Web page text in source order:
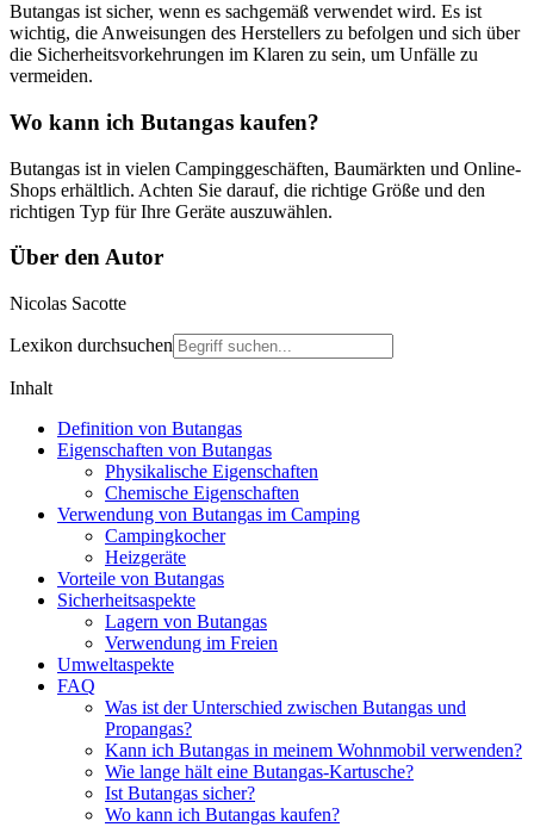
Butangas ist sicher, wenn es sachgemäß verwendet wird. Es ist
wichtig, die Anweisungen des Herstellers zu befolgen und sich über
die Sicherheitsvorkehrungen im Klaren zu sein, um Unfälle zu
vermeiden.
Wo kann ich Butangas kaufen?
Butangas ist in vielen Campinggeschäften, Baumärkten und Online-
Shops erhältlich. Achten Sie darauf, die richtige Größe und den
richtigen Typ für Ihre Geräte auszuwählen.
Über den Autor
Nicolas Sacotte
Lexikon durchsuchen
Inhalt
Definition von Butangas
Eigenschaften von Butangas
Physikalische Eigenschaften
Chemische Eigenschaften
Verwendung von Butangas im Camping
Campingkocher
Heizgeräte
Vorteile von Butangas
Sicherheitsaspekte
Lagern von Butangas
Verwendung im Freien
Umweltaspekte
FAQ
Was ist der Unterschied zwischen Butangas und
Propangas?
Kann ich Butangas in meinem Wohnmobil verwenden?
Wie lange hält eine Butangas-Kartusche?
Ist Butangas sicher?
Wo kann ich Butangas kaufen?